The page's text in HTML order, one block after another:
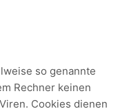
so genannte
Rechner keinen
Cookies dienen